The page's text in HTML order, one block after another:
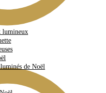
lumineux
de Noël